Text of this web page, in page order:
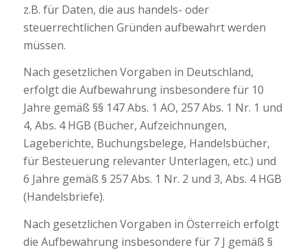
z.B. für Daten, die aus handels- oder
steuerrechtlichen Gründen aufbewahrt werden
müssen.
Nach gesetzlichen Vorgaben in Deutschland,
erfolgt die Aufbewahrung insbesondere für 10
Jahre gemäß §§ 147 Abs. 1 AO, 257 Abs. 1 Nr. 1 und
4, Abs. 4 HGB (Bücher, Aufzeichnungen,
Lageberichte, Buchungsbelege, Handelsbücher,
für Besteuerung relevanter Unterlagen, etc.) und
6 Jahre gemäß § 257 Abs. 1 Nr. 2 und 3, Abs. 4 HGB
(Handelsbriefe).
Nach gesetzlichen Vorgaben in Österreich erfolgt
die Aufbewahrung insbesondere für 7 J gemäß §